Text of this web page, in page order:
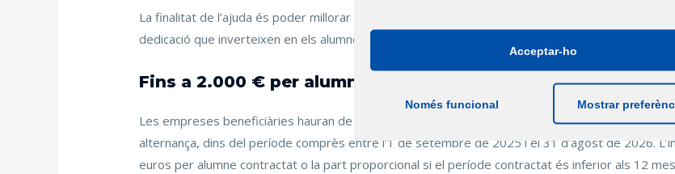
La finalitat de l’ajuda és poder millorar les condicions en què les empreses ofereixen aquesta
dedicació que inverteixen en els alumnes.
Fins a 2.000 € per alumne contractat
Les empreses beneficiàries hauran de tenir contractat almenys un alumne d’un cicle formatiu
alternança, dins del període comprès entre l’1 de setembre de 2025 i el 31 d’agost de 2026.
euros per alumne contractat o la part proporcional si el període contractat és inferior als 12
Acceptar-ho
Només funcional Mostrar